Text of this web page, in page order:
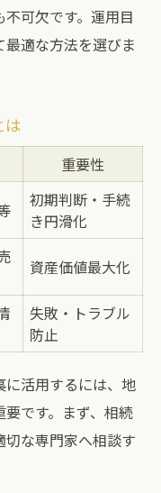
可欠です。運用目
適な方法を選びま
は
重要性
初期判断・手続
き円滑化
資産価値最大化
失敗・トラブル
防止
活用するには、地
です。まず、相続
な専門家へ相談す